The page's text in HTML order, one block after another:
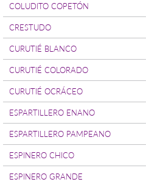
COLUDITO COPETÓN
CRESTUDO
CURUTIÉ BLANCO
CURUTIÉ COLORADO
CURUTIÉ OCRÁCEO
ESPARTILLERO ENANO
ESPARTILLERO PAMPEANO
ESPINERO CHICO
ESPINERO GRANDE